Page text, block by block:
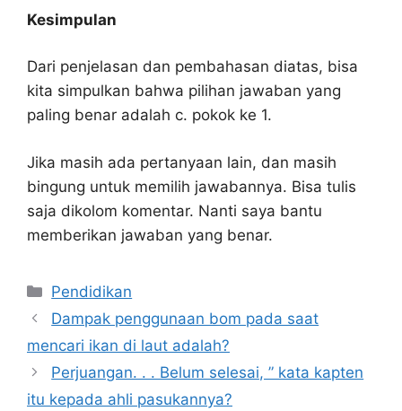
Kesimpulan
Dari penjelasan dan pembahasan diatas, bisa
kita simpulkan bahwa pilihan jawaban yang
paling benar adalah c. pokok ke 1.
Jika masih ada pertanyaan lain, dan masih
bingung untuk memilih jawabannya. Bisa tulis
saja dikolom komentar. Nanti saya bantu
memberikan jawaban yang benar.
Kategori
Pendidikan
Dampak penggunaan bom pada saat
mencari ikan di laut adalah?
Perjuangan. . . Belum selesai, ” kata kapten
itu kepada ahli pasukannya?